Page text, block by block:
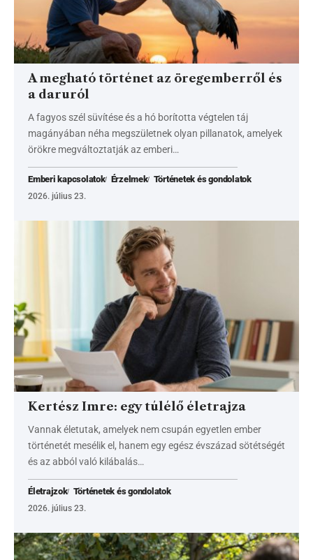
A megható történet az öregemberről és
a daruról
A fagyos szél süvítése és a hó borította végtelen táj
magányában néha megszületnek olyan pillanatok, amelyek
örökre megváltoztatják az emberi…
Emberi kapcsolatok Érzelmek Történetek és gondolatok
2026. július 23.
Kertész Imre: egy túlélő életrajza
Vannak életutak, amelyek nem csupán egyetlen ember
történetét mesélik el, hanem egy egész évszázad sötétségét
és az abból való kilábalás…
Életrajzok Történetek és gondolatok
2026. július 23.